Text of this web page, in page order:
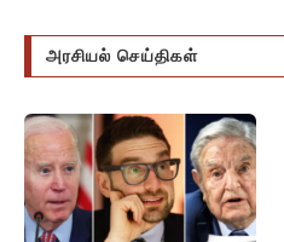
அரசியல் செய்திகள்